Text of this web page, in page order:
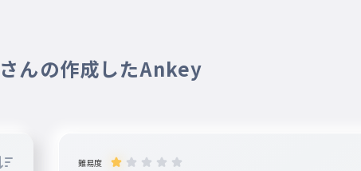
んの作成したAnkey
難易度